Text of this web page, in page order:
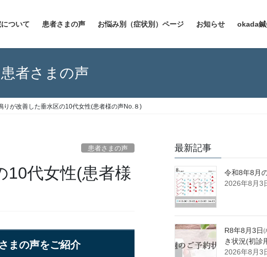
ついて 患者さまの声 お悩み別（症状別）ページ お知らせ okada鍼
患者さまの声
りが改善した垂水区の10代女性(患者様の声No.８)
患者さまの声
10代女性(患者様
まの声をご紹介
最新記事
令和8年8月
2026年8月3
R8年8月3日
き状況(初診
2026年8月3